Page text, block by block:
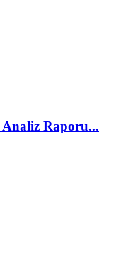
Analiz Raporu...